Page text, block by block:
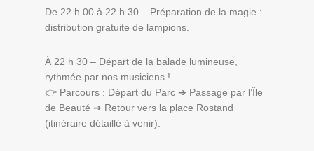
De 22 h 00 à 22 h 30 – Préparation de la magie :
distribution gratuite de lampions.
À 22 h 30 – Départ de la balade lumineuse,
rythmée par nos musiciens !
👉 Parcours : Départ du Parc ➔ Passage par l’Île
de Beauté ➔ Retour vers la place Rostand
(itinéraire détaillé à venir).